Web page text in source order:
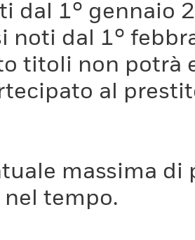
dal 1° gennaio
noti dal 1°
titoli non potrà
al
massima
tempo.